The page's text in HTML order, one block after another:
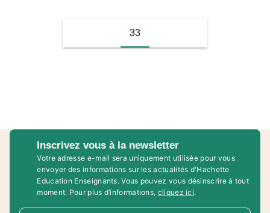
33
Inscrivez vous à la newsletter
Votre adresse e-mail sera uniquement utilisée pour vous
envoyer des informations sur les actualités d'Hachette
Education Enseignants. Vous pouvez vous désinscrire à tout
moment. Pour plus d’informations, cliquez ici.